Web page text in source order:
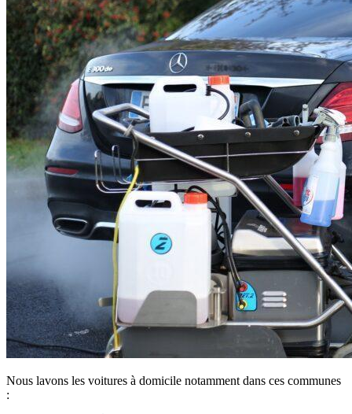
Nous lavons les voitures à domicile notamment dans ces communes
: